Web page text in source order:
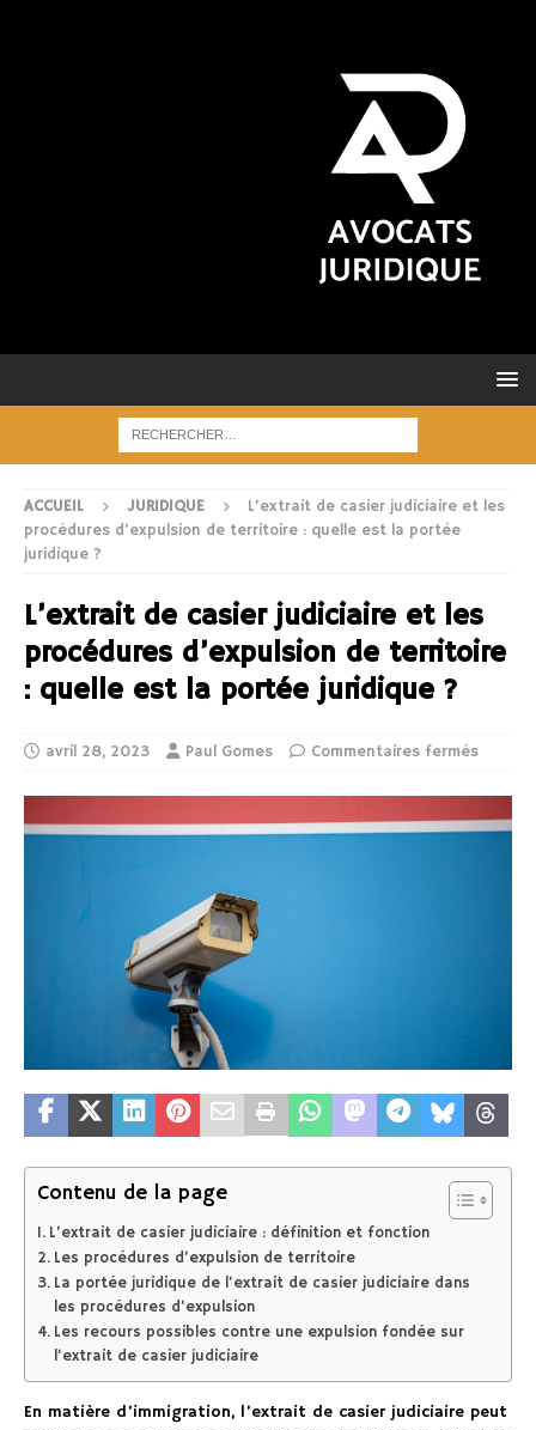
ACCUEIL JURIDIQUE
L’extrait de casier judiciaire et les
procédures d’expulsion de territoire : quelle est la portée
juridique ?
L’extrait de casier judiciaire et les
procédures d’expulsion de territoire
: quelle est la portée juridique ?
avril 28, 2023 Paul Gomes Commentaires fermés
Contenu de la page
L’extrait de casier judiciaire : définition et fonction
Les procédures d’expulsion de territoire
La portée juridique de l’extrait de casier judiciaire dans
les procédures d’expulsion
Les recours possibles contre une expulsion fondée sur
l’extrait de casier judiciaire
En matière d’immigration, l’extrait de casier judiciaire peut